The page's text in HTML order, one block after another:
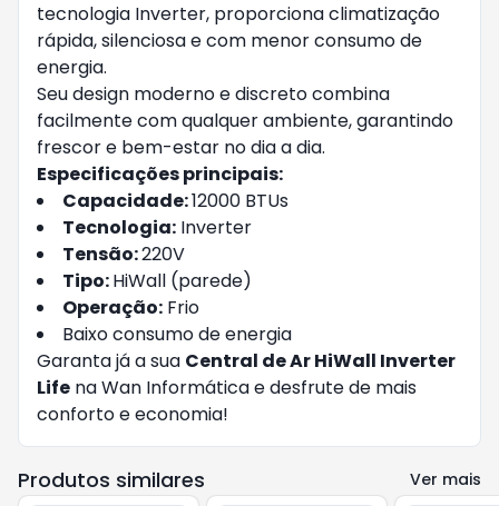
tecnologia Inverter, proporciona climatização
rápida, silenciosa e com menor consumo de
energia.
Seu design moderno e discreto combina
facilmente com qualquer ambiente, garantindo
frescor e bem-estar no dia a dia.
Especificações principais:
Capacidade:12000 BTUs
Tecnologia: Inverter
Tensão:220V
Tipo:HiWall (parede)
Operação: Frio
Baixo consumo de energia
Garanta já a sua Central de Ar HiWall Inverter
Life na Wan Informática e desfrute de mais
conforto e economia!
Produtos similares Ver mais